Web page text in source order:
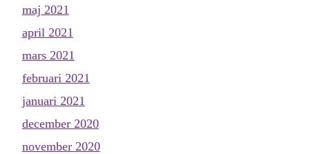
maj 2021
april 2021
mars 2021
februari 2021
januari 2021
december 2020
november 2020